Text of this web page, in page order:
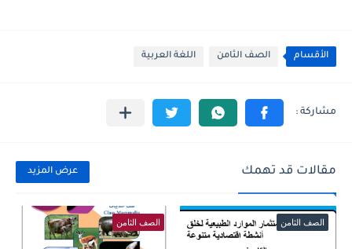
الأقسام الصف الثامن اللغة العربية
مقالات قد تهمك عرض المزيد
الصف الثامن الصف الثامن